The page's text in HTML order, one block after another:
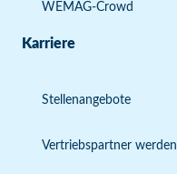
WEMAG-Crowd
Karriere
Stellenangebote
Vertriebspartner werden